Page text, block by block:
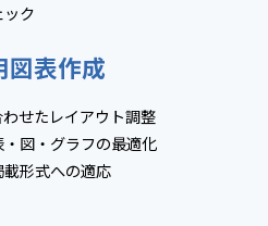
ク
図表作成
せたレイアウト調整
図・グラフの最適化
形式への適応